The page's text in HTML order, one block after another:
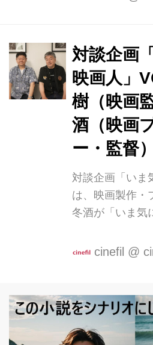
幻自在の役者さ
す。 何故、俳
俳優になろうか
っかけからお訊
ょうか」 大塚
と思います。中
った女の子のこ
えるだろうって
TVや映画の面
のが芝居の原...
対談企画
映画人」
樹（映画
酒（映画
ー・監督）
対談企画「いま
は、映画製作・
冬酒が「いま気
旧知の辻野正樹
ます・・・とい
ね。ちょくちょ
ね。いろいろと
cinefil @